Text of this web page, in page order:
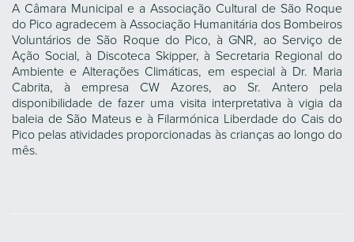
A Câmara Municipal e a Associação Cultural de São Roque
do Pico agradecem à Associação Humanitária dos Bombeiros
Voluntários de São Roque do Pico, à GNR, ao Serviço de
Ação Social, à Discoteca Skipper, à Secretaria Regional do
Ambiente e Alterações Climáticas, em especial à Dr. Maria
Cabrita, à empresa CW Azores, ao Sr. Antero pela
disponibilidade de fazer uma visita interpretativa à vigia da
baleia de São Mateus e à Filarmónica Liberdade do Cais do
Pico pelas atividades proporcionadas às crianças ao longo do
mês.